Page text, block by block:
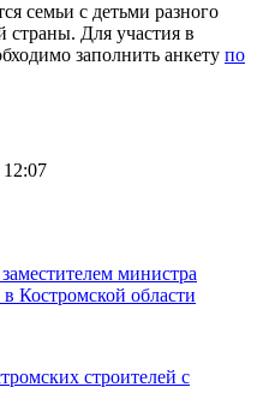
семьи с детьми разного
страны. Для участия в
заполнить анкету по
12:07
министра
Костромской области
строителей с